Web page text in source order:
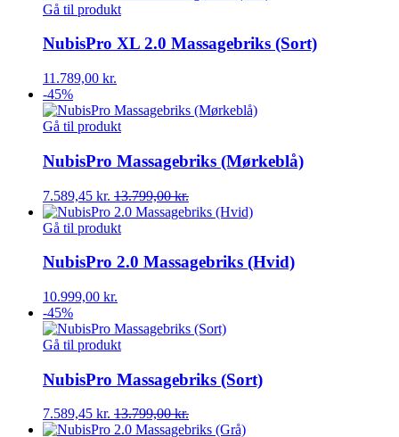
Gå til produkt
NubisPro XL 2.0 Massagebriks (Sort)
11.789,00 kr.
-45%
Gå til produkt
NubisPro Massagebriks (Mørkeblå)
7.589,45 kr. 13.799,00kr.
Gå til produkt
NubisPro 2.0 Massagebriks (Hvid)
10.999,00 kr.
-45%
Gå til produkt
NubisPro Massagebriks (Sort)
7.589,45 kr. 13.799,00kr.